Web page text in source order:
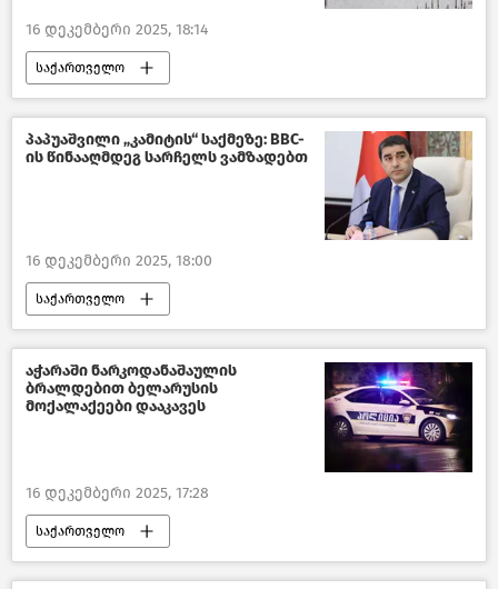
16 დეკემბერი 2025, 18:14
საქართველო
მიწისძვრები საქართველოში
შემთხვევები საქართველოში
ახალი ამბები
პაპუაშვილი „კამიტის“ საქმეზე: BBC-
ის წინააღმდეგ სარჩელს ვამზადებთ
16 დეკემბერი 2025, 18:00
საქართველო
საქართველოს სახელმწიფო უსაფრთხოების სამსახური - სუსი
აშშ
საქართველოს პარლამენტის თავმჯდომარე
აჭარაში ნარკოდანაშაულის
ბრალდებით ბელარუსის
მოქალაქეები დააკავეს
16 დეკემბერი 2025, 17:28
საქართველო
საქართველოს შინაგან საქმეთა სამინისტრო